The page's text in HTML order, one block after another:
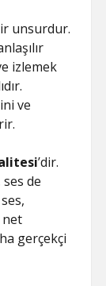
unsurdur.
izlemek
ve
’dir.
de
net
gerçekçi